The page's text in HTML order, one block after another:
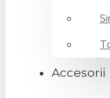
Accesorii